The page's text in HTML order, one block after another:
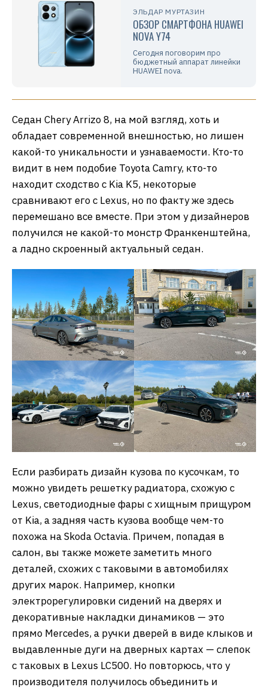
ЭЛЬДАР МУРТАЗИН
ОБЗОР СМАРТФОНА HUAWEI
NOVA Y74
Сегодня поговорим про
бюджетный аппарат линейки
HUAWEI nova.
Седан Chery Arrizo 8, на мой взгляд, хоть и
обладает современной внешностью, но лишен
какой-то уникальности и узнаваемости. Кто-то
видит в нем подобие Toyota Camry, кто-то
находит сходство с Kia K5, некоторые
сравнивают его с Lexus, но по факту же здесь
перемешано все вместе. При этом у дизайнеров
получился не какой-то монстр Франкенштейна,
а ладно скроенный актуальный седан.
Если разбирать дизайн кузова по кусочкам, то
можно увидеть решетку радиатора, схожую с
Lexus, светодиодные фары с хищным прищуром
от Kia, а задняя часть кузова вообще чем-то
похожа на Skoda Octavia. Причем, попадая в
салон, вы также можете заметить много
деталей, схожих с таковыми в автомобилях
других марок. Например, кнопки
электрорегулировки сидений на дверях и
декоративные накладки динамиков — это
прямо Mercedes, а ручки дверей в виде клыков и
выдавленные дуги на дверных картах — слепок
с таковых в Lexus LC500. Но повторюсь, что у
производителя получилось объединить и